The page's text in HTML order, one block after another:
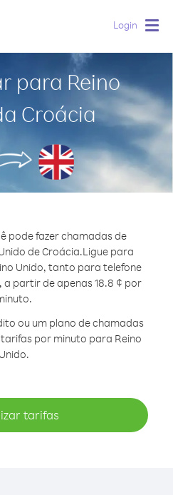
Login
para Reino
Croácia
pode fazer chamadas de
de Croácia.Ligue para
Unido, tanto para telefone
partir de apenas 18.8 ¢ por
ou um plano de chamadas
por minuto para Reino
Unido.
tarifas